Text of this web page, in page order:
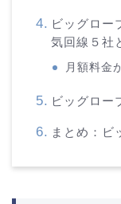
ビッグロー
気回線５社
月額料金
ビッグロー
まとめ：ビ